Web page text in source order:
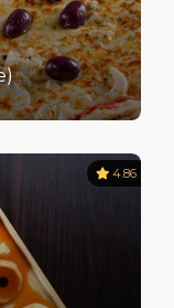
4.86